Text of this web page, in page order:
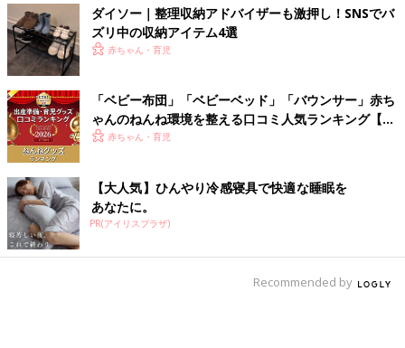
ダイソー｜整理収納アドバイザーも激押し！SNSでバ
ズリ中の収納アイテム4選
赤ちゃん・育児
「ベビー布団」「ベビーベッド」「バウンサー」赤ち
ゃんのねんね環境を整える口コミ人気ランキング【た
まひよ 赤ちゃんグッズ大賞2026】
赤ちゃん・育児
【大人気】ひんやり冷感寝具で快適な睡眠を
あなたに。
PR(アイリスプラザ)
Recommended by